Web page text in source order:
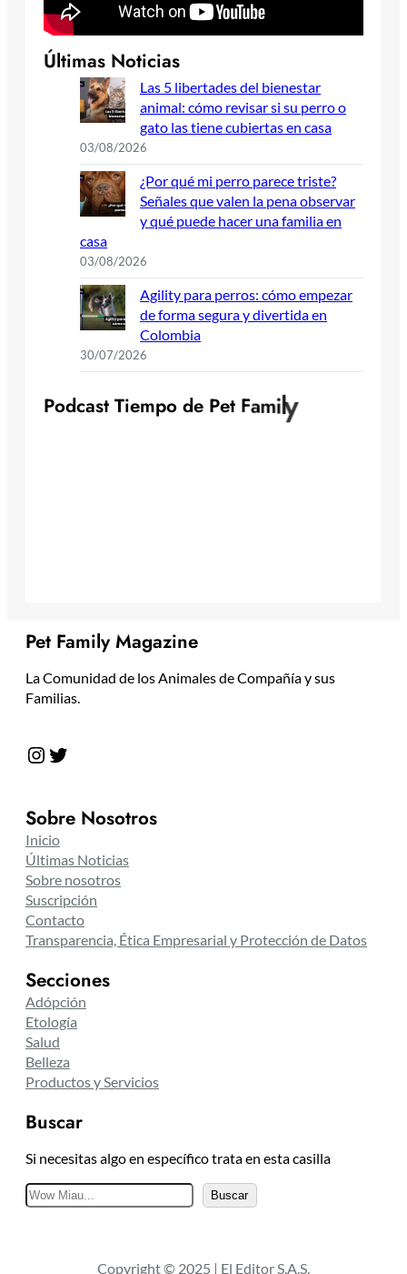
Últimas Noticias
Las 5 libertades del bienestar
animal: cómo revisar si su perro o
gato las tiene cubiertas en casa
03/08/2026
¿Por qué mi perro parece triste?
Señales que valen la pena observar
y qué puede hacer una familia en
casa
03/08/2026
Agility para perros: cómo empezar
de forma segura y divertida en
Colombia
30/07/2026
Podcast Tiempo de Pet Family
Pet Family Magazine
La Comunidad de los Animales de Compañía y sus
Familias.
Instagram Twitter
Sobre Nosotros
Inicio
Últimas Noticias
Sobre nosotros
Suscripción
Contacto
Transparencia, Ética Empresarial y Protección de Datos
Secciones
Adópción
Etología
Salud
Belleza
Productos y Servicios
Buscar
Si necesitas algo en específico trata en esta casilla
B
u
Buscar
Copyright © 2025 | El Editor S.A.S.